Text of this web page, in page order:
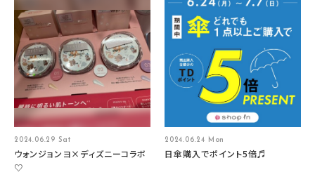
2024.06.29 Sat
ウォンジョンヨ×ディズニーコラボ
♡
2024.06.24 Mon
日傘購入でポイント5倍♬